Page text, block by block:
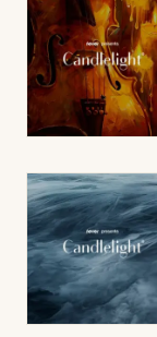
86 - Vienne
Choisir